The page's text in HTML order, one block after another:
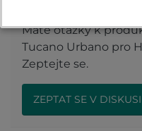
Máte otázky k
Tucano Urbano pro
Zeptejte se.
ZEPTAT SE V DISKUSI